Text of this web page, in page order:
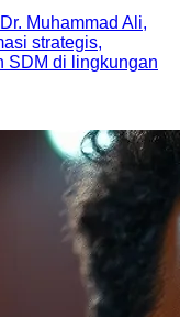
Muhammad Ali,
strategis,
SDM di lingkungan